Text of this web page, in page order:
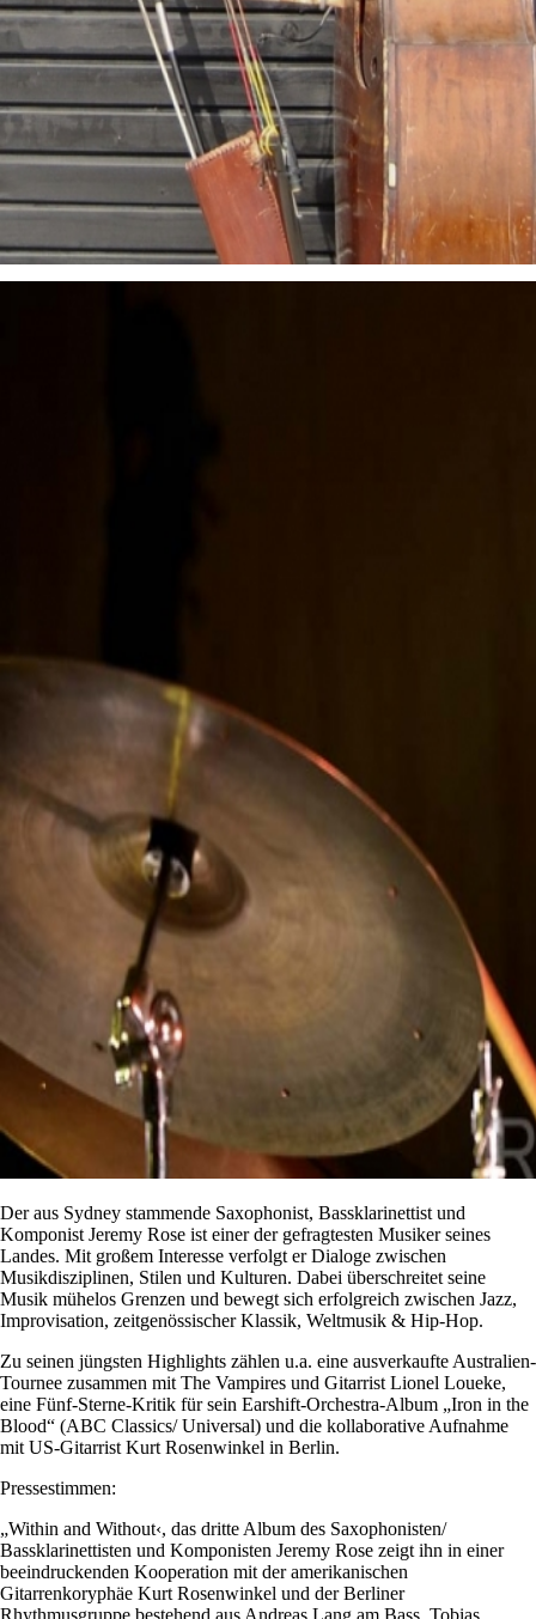
Der aus Sydney stammende Saxophonist, Bassklarinettist und
Komponist Jeremy Rose ist einer der gefragtesten Musiker seines
Landes. Mit großem Interesse verfolgt er Dialoge zwischen
Musikdisziplinen, Stilen und Kulturen. Dabei überschreitet seine
Musik mühelos Grenzen und bewegt sich erfolgreich zwischen Jazz,
Improvisation, zeitgenössischer Klassik, Weltmusik & Hip-Hop.
Zu seinen jüngsten Highlights zählen u.a. eine ausverkaufte Australien-
Tournee zusammen mit The Vampires und Gitarrist Lionel Loueke,
eine Fünf-Sterne-Kritik für sein Earshift-Orchestra-Album „Iron in the
Blood“ (ABC Classics/ Universal) und die kollaborative Aufnahme
mit US-Gitarrist Kurt Rosenwinkel in Berlin.
Pressestimmen:
„Within and Without‹, das dritte Album des Saxophonisten/
Bassklarinettisten und Komponisten Jeremy Rose zeigt ihn in einer
beeindruckenden Kooperation mit der amerikanischen
Gitarrenkoryphäe Kurt Rosenwinkel und der Berliner
Rhythmusgruppe bestehend aus Andreas Lang am Bass, Tobias